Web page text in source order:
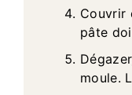
Couvrir
pâte
moule.